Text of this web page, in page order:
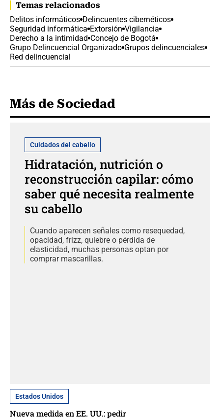
Temas relacionados
Delitos informáticos Delincuentes cibernéticos
Seguridad informática Extorsión Vigilancia
Derecho a la intimidad Concejo de Bogotá
Grupo Delincuencial Organizado Grupos delincuenciales
Red delincuencial
Más de Sociedad
Cuidados del cabello
Hidratación, nutrición o
reconstrucción capilar: cómo
saber qué necesita realmente
su cabello
Cuando aparecen señales como resequedad,
opacidad, frizz, quiebre o pérdida de
elasticidad, muchas personas optan por
comprar mascarillas.
Estados Unidos
Nueva medida en EE. UU.: pedir